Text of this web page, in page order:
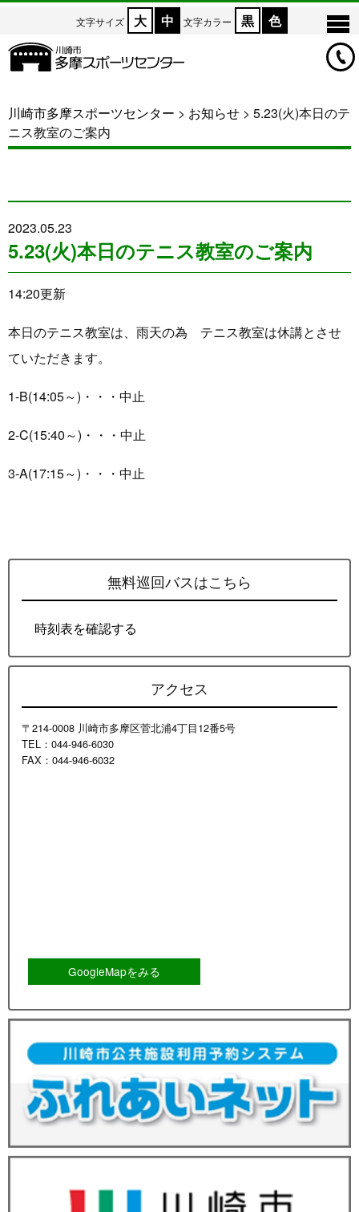
文字サイズ 大 中 文字カラー 黒 色
川崎市多摩スポーツセンター > お知らせ > 5.23(火)本日のテ
ニス教室のご案内
2023.05.23
5.23(火)本日のテニス教室のご案内
14:20更新
本日のテニス教室は、雨天の為 テニス教室は休講とさせ
ていただきます。
1-B(14:05～)・・・中止
2-C(15:40～)・・・中止
3-A(17:15～)・・・中止
無料巡回バスはこちら
時刻表を確認する
アクセス
〒214-0008 川崎市多摩区菅北浦4丁目12番5号
TEL：044-946-6030
FAX：044-946-6032
GoogleMapをみる